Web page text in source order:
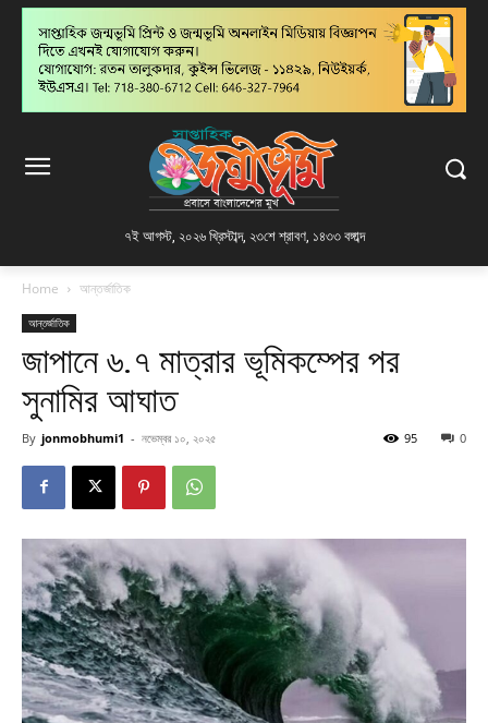
৭ই আগস্ট, ২০২৬ খ্রিস্টাব্দ, ২৩শে শ্রাবণ, ১৪৩৩ বঙ্গাব্দ
Home আন্তর্জাতিক
আন্তর্জাতিক
জাপানে ৬.৭ মাত্রার ভূমিকম্পের পর
সুনামির আঘাত
By jonmobhumi1 - নভেম্বর ১০, ২০২৫ 0
95